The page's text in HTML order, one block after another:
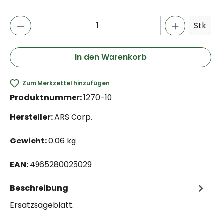
Stk
In den Warenkorb
Zum Merkzettel hinzufügen
Produktnummer:1270-10
Hersteller:ARS Corp.
Gewicht:0.06 kg
EAN:4965280025029
Beschreibung
Ersatzsägeblatt.